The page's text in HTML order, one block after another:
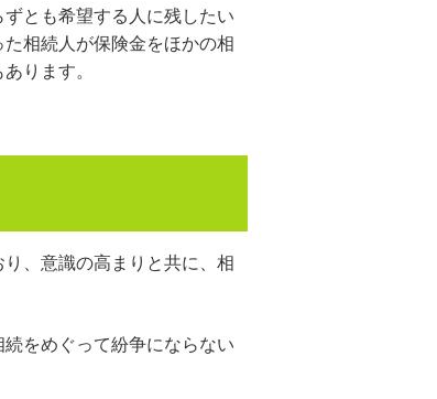
とも希望する人に残したい
相続人が保険金をほかの相
ります。
、意識の高まりと共に、相
をめぐって紛争にならない